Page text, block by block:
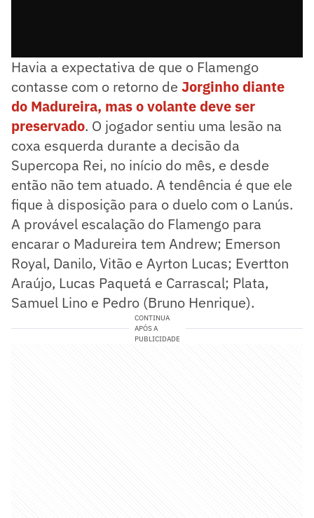
Havia a expectativa de que o Flamengo
contasse com o retorno de Jorginho diante
do Madureira, mas o volante deve ser
preservado. O jogador sentiu uma lesão na
coxa esquerda durante a decisão da
Supercopa Rei, no início do mês, e desde
então não tem atuado. A tendência é que ele
fique à disposição para o duelo com o Lanús.
A provável escalação do Flamengo para
encarar o Madureira tem Andrew; Emerson
Royal, Danilo, Vitão e Ayrton Lucas; Evertton
Araújo, Lucas Paquetá e Carrascal; Plata,
Samuel Lino e Pedro (Bruno Henrique).
CONTINUA
APÓS A
PUBLICIDADE